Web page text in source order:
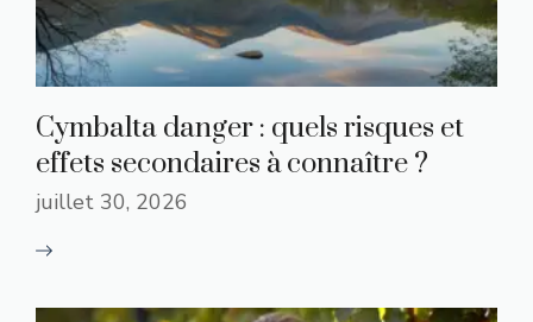
Cymbalta danger : quels risques et
effets secondaires à connaître ?
juillet 30, 2026